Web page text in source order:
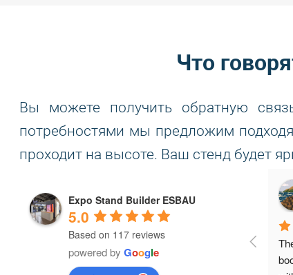
Что
Вы можете получить обратную
потребностями мы предложим
проходит на высоте. Ваш стенд будет
Expo Stand Builder ESBAU
5.0
Based on 117 reviews
powered by Google
a month ago
great work, we really enjoyed working
together, I recommend it
I